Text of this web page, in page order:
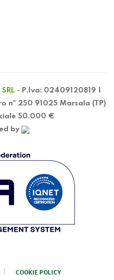
- P.Iva: 02409120819 |
nº 250 91025 Marsala (TP)
50.000 €
by
COOKIE POLICY